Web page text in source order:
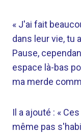
« J'ai fait
dans leur vie, tu
Pause,
espace là-bas
ma merde
Il a ajouté : «
même pas